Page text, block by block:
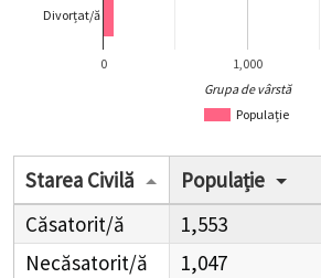
Populație
0 1,000
Divorțat/ă
Grupa de vârstă
Starea Civilă Populație
Căsatorit/ă
1,553
Necăsatorit/ă
1,047